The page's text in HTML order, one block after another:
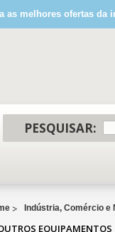
as melhores ofertas da
PESQUISAR:
Indústria, Comércio e